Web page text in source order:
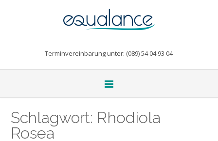
Terminvereinbarung unter: (089) 54 04 93 04
Schlagwort: Rhodiola
Rosea